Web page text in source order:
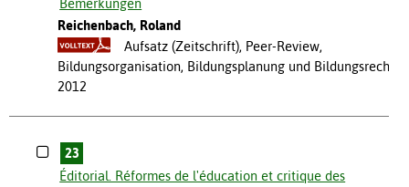
Bemerkungen
Reichenbach, Roland
Aufsatz (Zeitschrift), Peer-Review,
Bildungsorganisation, Bildungsplanung und Bildungsrecht
2012
23
Éditorial. Réformes de l'éducation et critique des